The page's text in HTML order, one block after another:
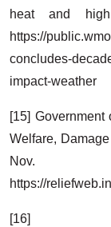
heat and
https://
concludes-
impact-weather
[15]
Welfare,
Nov.
https://
[16]